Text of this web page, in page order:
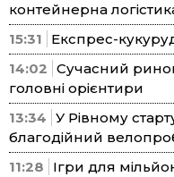
контейнерна
15:31
Експрес-
14:02 Сучасний
головні орієнтири
13:34 У Рівному
благодійний
11:28
Ігри для